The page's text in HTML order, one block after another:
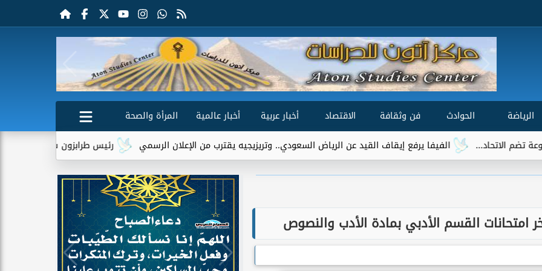
الرياضة الحوادث فن وثقافة الاقتصاد أخبار عربية أخبار عالمية
المرأة والصحة
رئيس طرابزون سبور يكشف دور تريزيجيه في
الفيفا يرفع إيقاف القيد عن الرياض السعودي.. وتريزيجيه يقترب من الإعلان الرسمي